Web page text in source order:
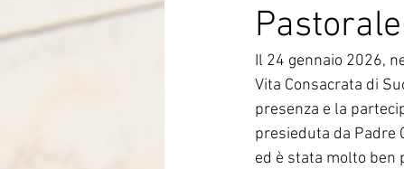
Italia-Albania-Mozambico
Il 24 gennaio 2026,
Vita Consacrata di
presenza e la
presieduta da Padre
ed è stata molto ben